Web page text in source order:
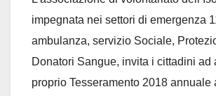
impegnata nei settori di emergenza
ambulanza, servizio Sociale,
Donatori Sangue, invita i cittadini ad
proprio Tesseramento 2018 annuale